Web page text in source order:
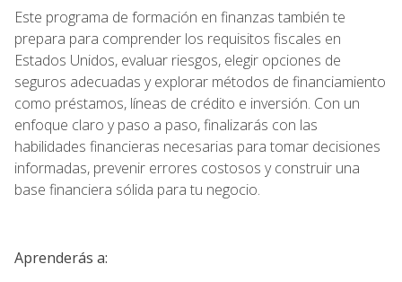
Este programa de formación en finanzas también te
prepara para comprender los requisitos fiscales en
Estados Unidos, evaluar riesgos, elegir opciones de
seguros adecuadas y explorar métodos de financiamiento
como préstamos, líneas de crédito e inversión. Con un
enfoque claro y paso a paso, finalizarás con las
habilidades financieras necesarias para tomar decisiones
informadas, prevenir errores costosos y construir una
base financiera sólida para tu negocio.
Aprenderás a: